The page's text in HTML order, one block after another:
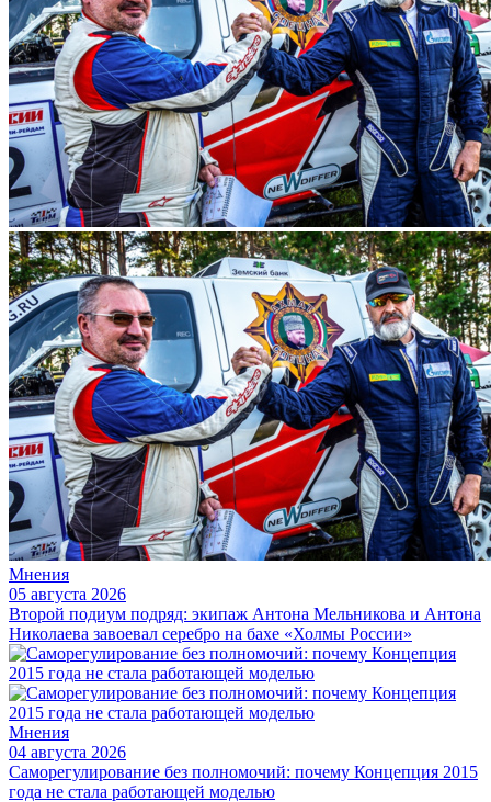
Мнения
05 августа 2026
Второй подиум подряд: экипаж Антона Мельникова и Антона
Николаева завоевал серебро на бахе «Холмы России»
Мнения
04 августа 2026
Саморегулирование без полномочий: почему Концепция 2015
года не стала работающей моделью